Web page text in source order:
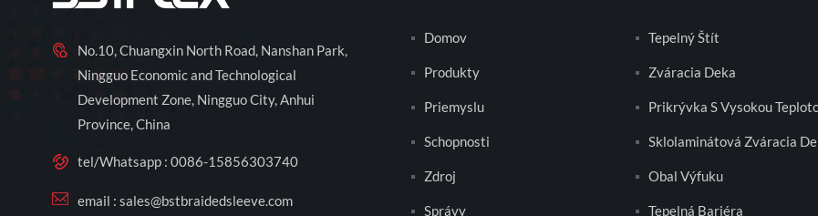
No.10, Chuangxin North Road, Nanshan Park,
Ningguo Economic and Technological
Development Zone, Ningguo City, Anhui
Province, China
tel/Whatsapp : 0086-15856303740
email : sales@bstbraidedsleeve.com
Domov
Produkty
Priemyslu
Schopnosti
Zdroj
Správy
Tepelný Štít
Zváracia Deka
Prikrývka S Vysokou
Sklolaminátová Zváracia
Obal Výfuku
Tepelná Bariéra